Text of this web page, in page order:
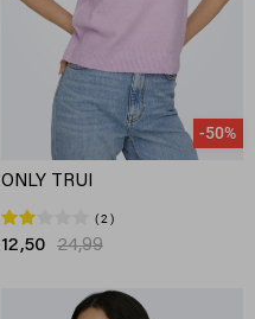
-50%
ONLY TRUI
2
12,50 24,99